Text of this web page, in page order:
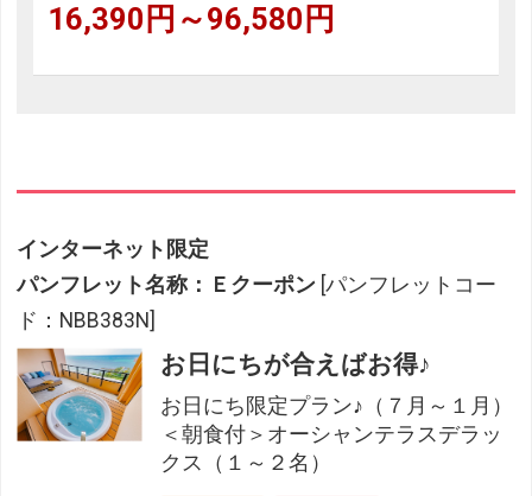
16,390円～96,580円
インターネット限定
パンフレット名称：Ｅクーポン [パンフレットコー
ド：NBB383N]
お日にちが合えばお得♪
お日にち限定プラン♪（７月～１月）
＜朝食付＞オーシャンテラスデラッ
クス（１～２名）